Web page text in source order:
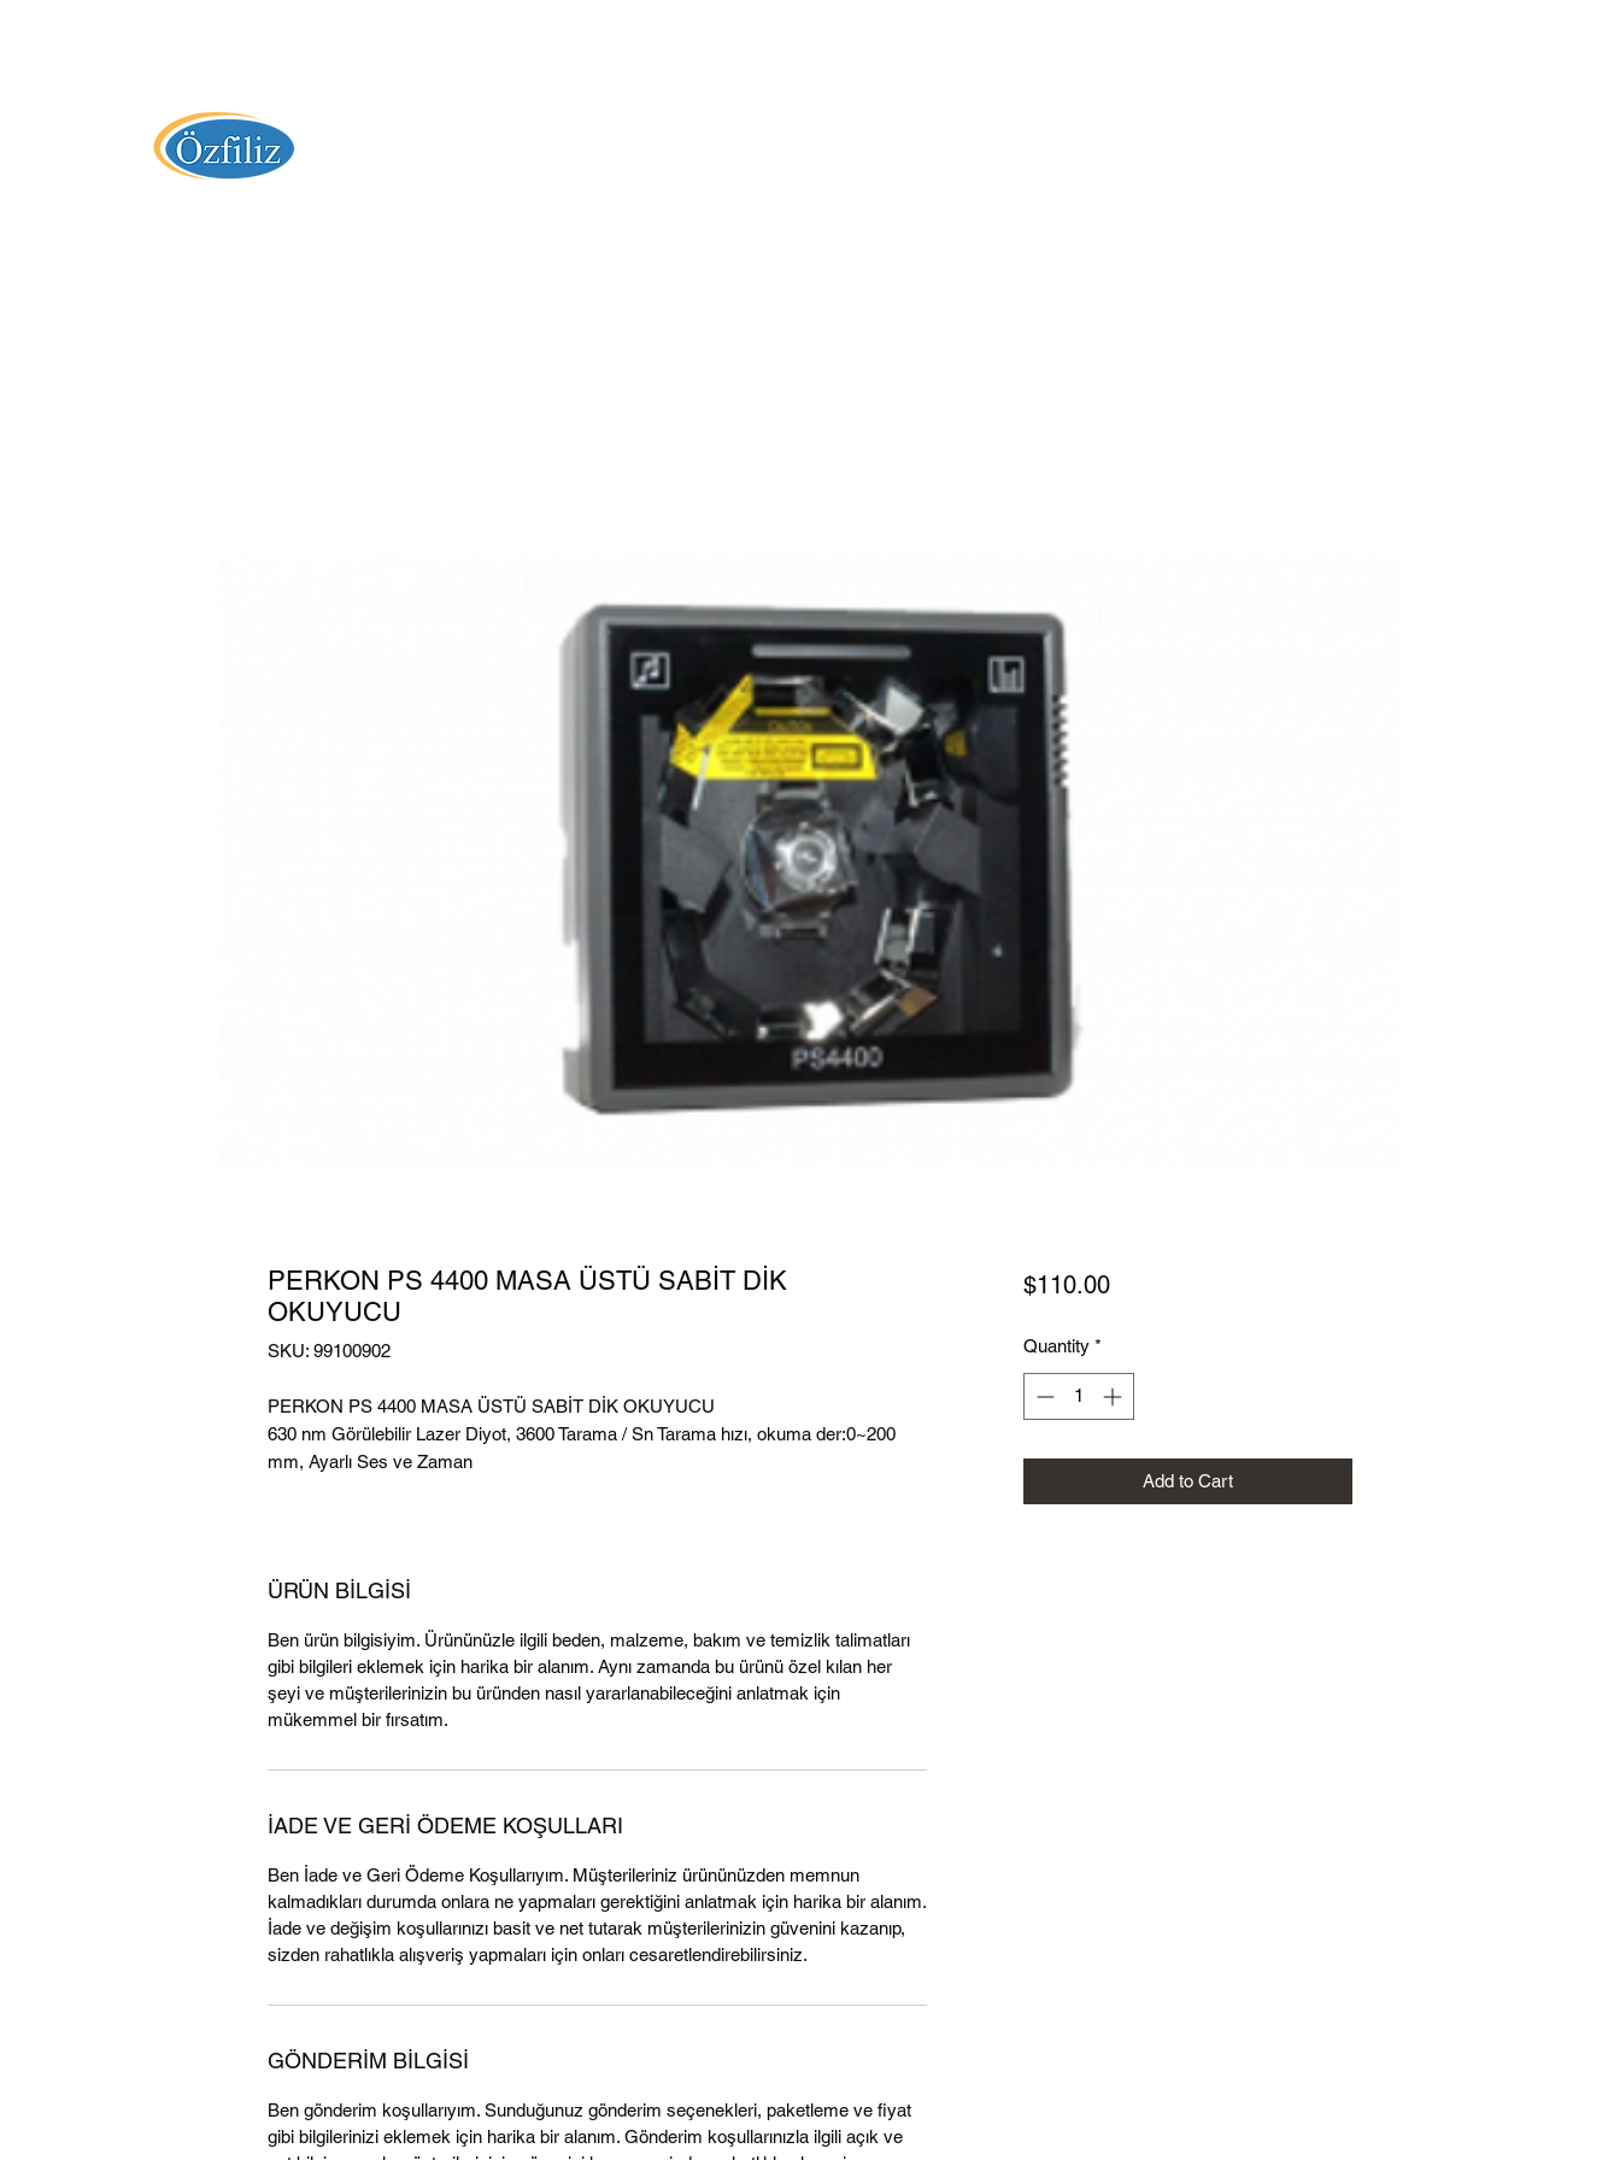
PERKON PS 4400 MASA ÜSTÜ SABİT DİK
OKUYUCU
SKU: 99100902
PERKON PS 4400 MASA ÜSTÜ SABİT DİK OKUYUCU
630 nm Görülebilir Lazer Diyot, 3600 Tarama / Sn Tarama hızı, okuma der:0~200
mm, Ayarlı Ses ve Zaman
ÜRÜN BİLGİSİ
Ben ürün bilgisiyim. Ürününüzle ilgili beden, malzeme, bakım ve temizlik talimatları
gibi bilgileri eklemek için harika bir alanım. Aynı zamanda bu ürünü özel kılan her
şeyi ve müşterilerinizin bu üründen nasıl yararlanabileceğini anlatmak için
mükemmel bir fırsatım.
İADE VE GERİ ÖDEME KOŞULLARI
Ben İade ve Geri Ödeme Koşullarıyım. Müşterileriniz ürününüzden memnun
kalmadıkları durumda onlara ne yapmaları gerektiğini anlatmak için harika bir alanım.
İade ve değişim koşullarınızı basit ve net tutarak müşterilerinizin güvenini kazanıp,
sizden rahatlıkla alışveriş yapmaları için onları cesaretlendirebilirsiniz.
GÖNDERİM BİLGİSİ
Ben gönderim koşullarıyım. Sunduğunuz gönderim seçenekleri, paketleme ve fiyat
gibi bilgilerinizi eklemek için harika bir alanım. Gönderim koşullarınızla ilgili açık ve
$110.00Price
Quantity *
Add to Cart